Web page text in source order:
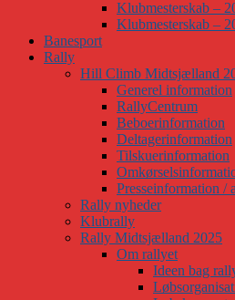
Klubmesterskab –
Klubmesterskab –
Banesport
Rally
Hill Climb Midtsjælland
Generel information
RallyCentrum
Beboerinformation
Deltagerinformation
Tilskuerinformation
Presseinformation /
Rally nyheder
Klubrally
Rally Midtsjælland 2025
Om rallyet
Ideen bag